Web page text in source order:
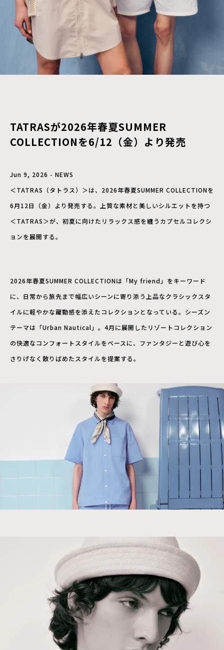
TATRASが2026年春夏SUMMER
COLLECTIONを6/12（金）より発売
Jun 9, 2026 - NEWS
＜TATRAS（タトラス）＞は、2026年春夏SUMMER COLLECTIONを
6月12日（金）より発売する。上質な素材と美しいシルエットを持つ
＜TATRAS＞が、初夏に向けたリラックス感を纏うカプセルコレクシ
ョンを展開する。
2026年春夏SUMMER COLLECTIONは「My friend」をキーワード
に、日常から旅先まで幅広いシーンに寄り添う上品なクラシックスタ
イルに軽やかな躍動感を添えたコレクションとなっている。シーズン
テーマは「Urban Nautical」。4月に展開したリゾートコレクション
の快適なコンフォートスタイルをベースに、ファンタジーと遊び心を
さりげなく散りばめたスタイルを提案する。